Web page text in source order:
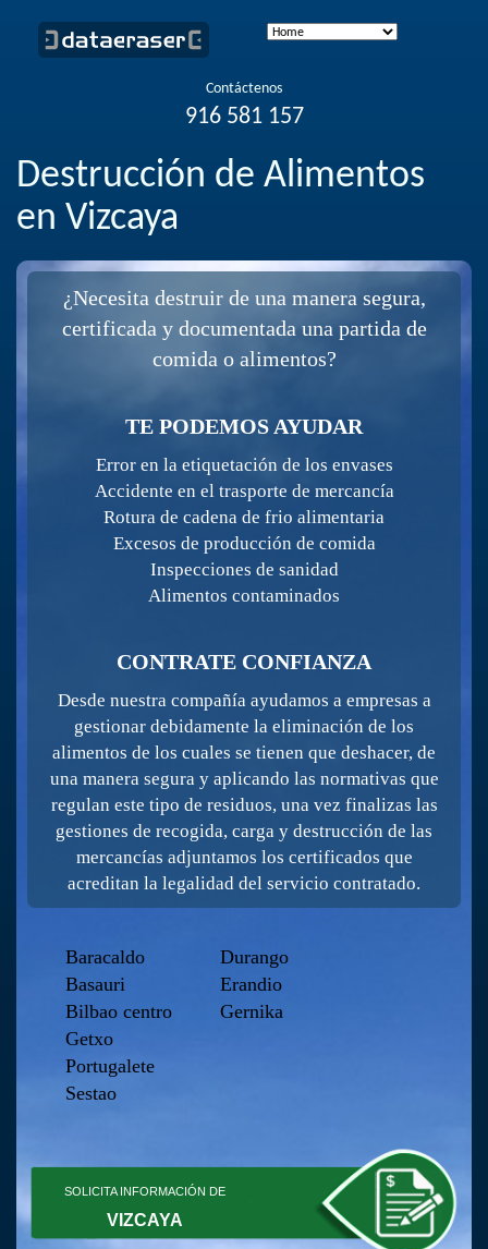
Contáctenos
916 581 157
Destrucción de Alimentos
en Vizcaya
¿Necesita destruir de una manera segura,
certificada y documentada una partida de
comida o alimentos?
TE PODEMOS AYUDAR
Error en la etiquetación de los envases
Accidente en el trasporte de mercancía
Rotura de cadena de frio alimentaria
Excesos de producción de comida
Inspecciones de sanidad
Alimentos contaminados
CONTRATE CONFIANZA
Desde nuestra compañía ayudamos a empresas a
gestionar debidamente la eliminación de los
alimentos de los cuales se tienen que deshacer, de
una manera segura y aplicando las normativas que
regulan este tipo de residuos, una vez finalizas las
gestiones de recogida, carga y destrucción de las
mercancías adjuntamos los certificados que
acreditan la legalidad del servicio contratado.
Baracaldo
Basauri
Bilbao centro
Durango
Erandio
Gernika
Getxo
Portugalete
Sestao
SOLICITA INFORMACIÓN DE
VIZCAYA